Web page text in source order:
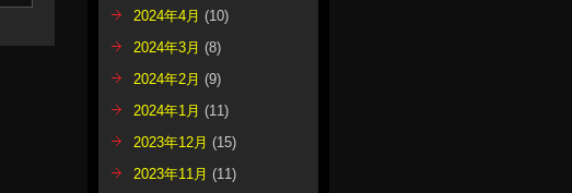
2024年4月 (10)
2024年3月 (8)
2024年2月 (9)
2024年1月 (11)
2023年12月 (15)
2023年11月 (11)